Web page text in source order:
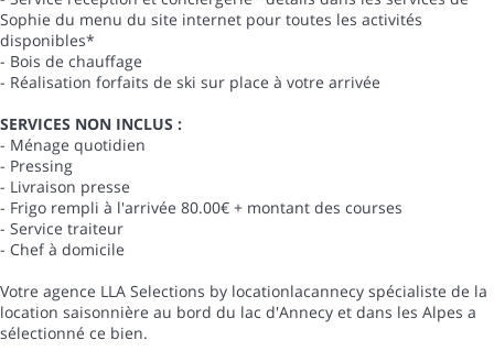
Sophie du menu du site internet pour toutes les activités
disponibles*
- Bois de chauffage
- Réalisation forfaits de ski sur place à votre arrivée
SERVICES NON INCLUS :
- Ménage quotidien
- Pressing
- Livraison presse
- Frigo rempli à l'arrivée 80.00€ + montant des courses
- Service traiteur
- Chef à domicile
Votre agence LLA Selections by locationlacannecy spécialiste de la
location saisonnière au bord du lac d'Annecy et dans les Alpes a
sélectionné ce bien.